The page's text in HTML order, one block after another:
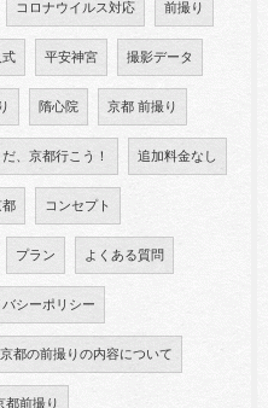
コロナウイルス対応 前撮り
式 平安神宮 撮影データ
隋心院 京都 前撮り
だ、京都行こう！ 追加料金なし
都 コンセプト
プラン よくある質問
バシーポリシー
京都の前撮りの内容について
都前撮り